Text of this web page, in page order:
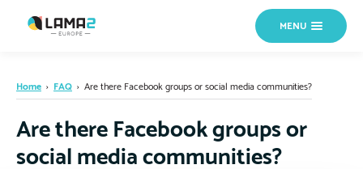
MENU
Home › FAQ › Are there Facebook groups or social media communities?
Are there Facebook groups or
social media communities?